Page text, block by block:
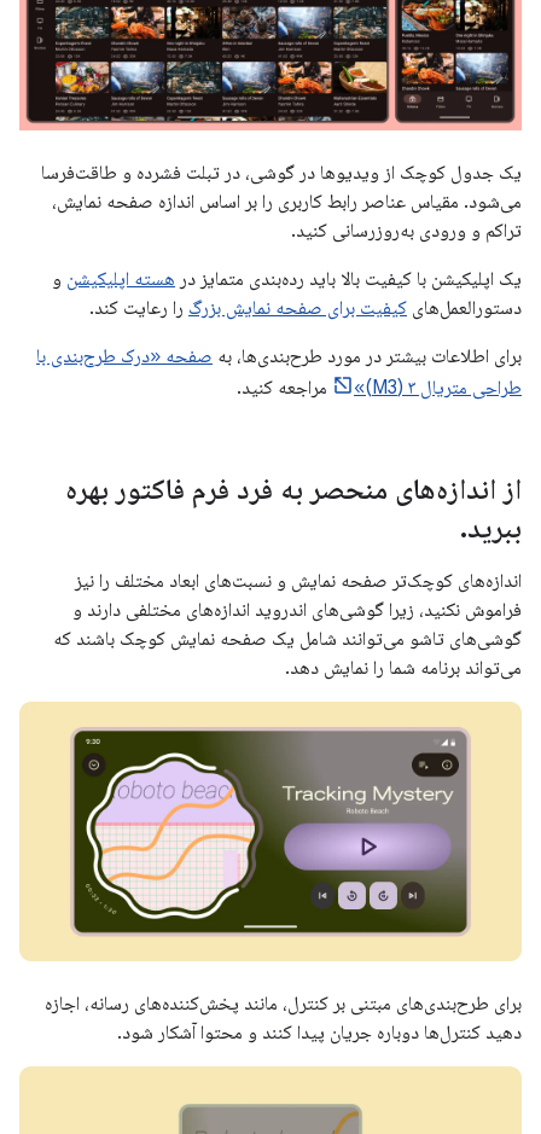
یک جدول کوچک از ویدیوها در گوشی، در تبلت فشرده و طاقت‌فرسا
می‌شود. مقیاس عناصر رابط کاربری را بر اساس اندازه صفحه نمایش،
تراکم و ورودی به‌روزرسانی کنید.
یک اپلیکیشن با کیفیت بالا باید رده‌بندی متمایز در هسته اپلیکیشن و
دستورالعمل‌های کیفیت برای صفحه نمایش بزرگ را رعایت کند.
برای اطلاعات بیشتر در مورد طرح‌بندی‌ها، به صفحه «درک طرح‌بندی با
طراحی متریال ۳ (M3)»
مراجعه کنید.
از اندازه‌های منحصر به فرد فرم فاکتور بهره
ببرید.
اندازه‌های کوچک‌تر صفحه نمایش و نسبت‌های ابعاد مختلف را نیز
فراموش نکنید، زیرا گوشی‌های اندروید اندازه‌های مختلفی دارند و
گوشی‌های تاشو می‌توانند شامل یک صفحه نمایش کوچک باشند که
می‌تواند برنامه شما را نمایش دهد.
برای طرح‌بندی‌های مبتنی بر کنترل، مانند پخش‌کننده‌های رسانه، اجازه
دهید کنترل‌ها دوباره جریان پیدا کنند و محتوا آشکار شود.